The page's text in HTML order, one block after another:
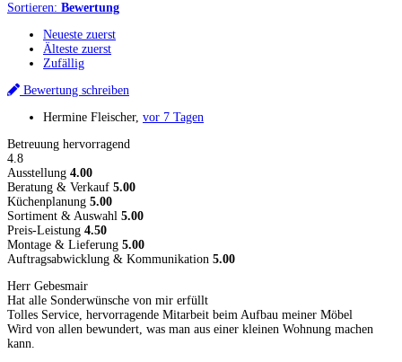
Sortieren: Bewertung
Neueste zuerst
Älteste zuerst
Zufällig
Bewertung schreiben
Hermine Fleischer, vor 7 Tagen
Betreuung hervorragend
4.8
Ausstellung 4.00
Beratung & Verkauf 5.00
Küchenplanung 5.00
Sortiment & Auswahl 5.00
Preis-Leistung 4.50
Montage & Lieferung 5.00
Auftragsabwicklung & Kommunikation 5.00
Herr Gebesmair
Hat alle Sonderwünsche von mir erfüllt
Tolles Service, hervorragende Mitarbeit beim Aufbau meiner Möbel
Wird von allen bewundert, was man aus einer kleinen Wohnung machen
kann.